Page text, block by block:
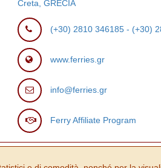
Creta, GRECIA
(+30) 2810 346185- (+30)
www.ferries.gr
info@ferries.gr
Ferry Affiliate Program